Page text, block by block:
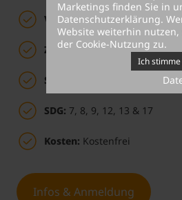
Vortragender:Michael Losch
Zielgruppe:Alle sind
Sprache:
SDG: 7, 8, 9, 12, 13 & 17
Kosten: Kostenfrei
Infos & Anmeldung
Marketings finden Sie in
Datenschutzerklärung.
Website weiterhin nutzen,
der Cookie-Nutzung zu.
Ich stimme